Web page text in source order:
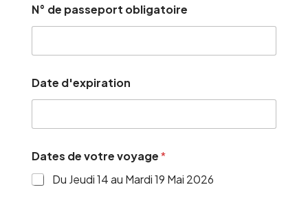
N° de passeport obligatoire
Date d'expiration
Dates de votre voyage*
Du Jeudi 14 au Mardi 19 Mai 2026